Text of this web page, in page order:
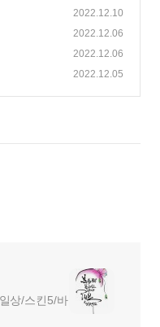
2022.12.10
2022.12.06
2022.12.06
2022.12.05
상/스킨5/바